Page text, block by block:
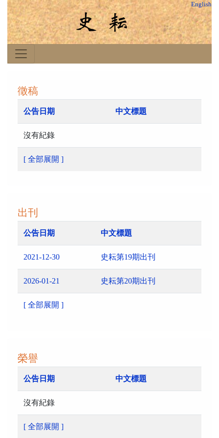
English
徵稿
公告日期 中文標題
沒有紀錄
[ 全部展開 ]
出刊
公告日期 中文標題
2021-12-30 史耘第19期出刊
2026-01-21 史耘第20期出刊
[ 全部展開 ]
榮譽
公告日期 中文標題
沒有紀錄
[ 全部展開 ]